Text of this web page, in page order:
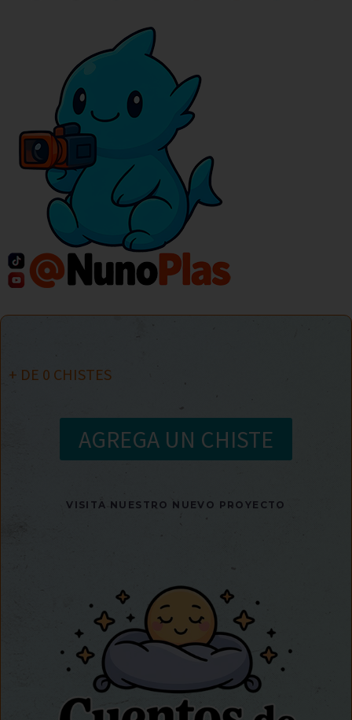
+ DE 0 CHISTES
AGREGA UN CHISTE
VISITA NUESTRO NUEVO PROYECTO